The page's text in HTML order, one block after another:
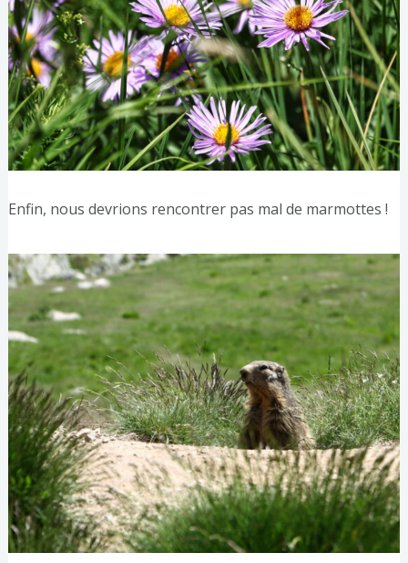
Enfin, nous devrions rencontrer pas mal de marmottes !